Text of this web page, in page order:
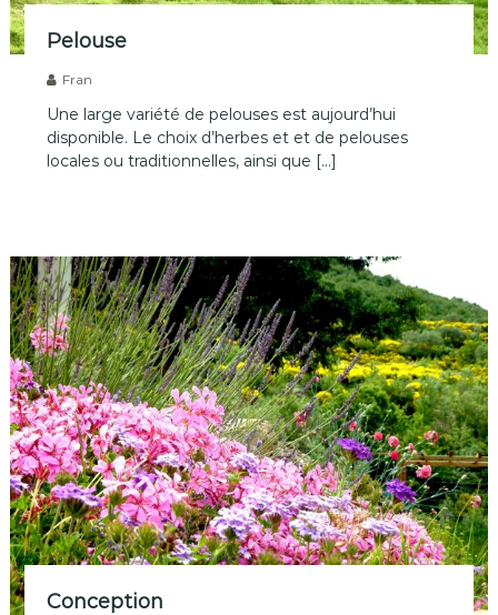
Pelouse
Fran
Une large variété de pelouses est aujourd’hui
disponible. Le choix d’herbes et et de pelouses
locales ou traditionnelles, ainsi que […]
Conception